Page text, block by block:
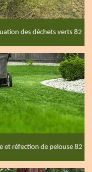
des déchets verts 82
et réfection de pelouse 82